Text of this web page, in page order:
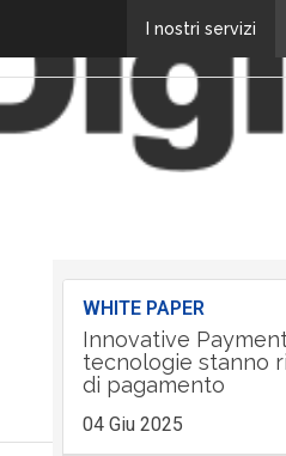
I nostri servizi
WHITE PAPER
Innovative
tecnologie stanno
di pagamento
04 Giu 2025